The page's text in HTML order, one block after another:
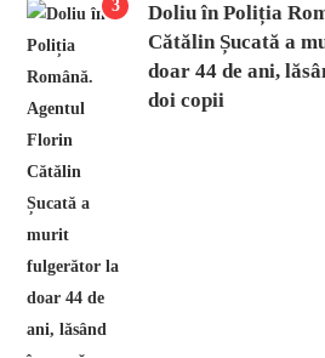
3
Doliu în Poliția
Cătălin Șucată a
doar 44 de ani,
doi copii